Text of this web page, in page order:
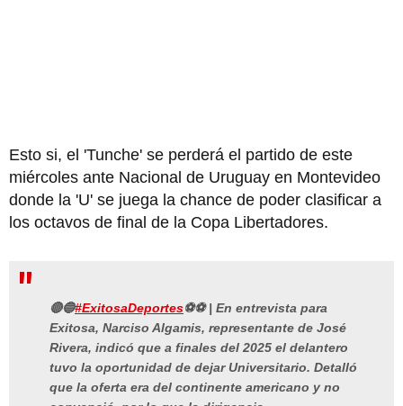
Esto si, el 'Tunche' se perderá el partido de este
miércoles ante Nacional de Uruguay en Montevideo
donde la 'U' se juega la chance de poder clasificar a
los octavos de final de la Copa Libertadores.
🔴🔵#ExitosaDeportes⚽⚽ | En entrevista para
Exitosa, Narciso Algamis, representante de José
Rivera, indicó que a finales del 2025 el delantero
tuvo la oportunidad de dejar Universitario. Detalló
que la oferta era del continente americano y no